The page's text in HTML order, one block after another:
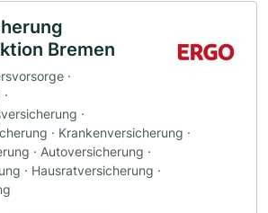
Bremen
·
·
· Krankenversicherung ·
· Autoversicherung ·
· Hausratversicherung ·